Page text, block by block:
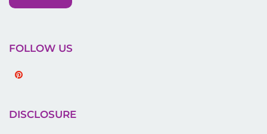
FOLLOW US
DISCLOSURE